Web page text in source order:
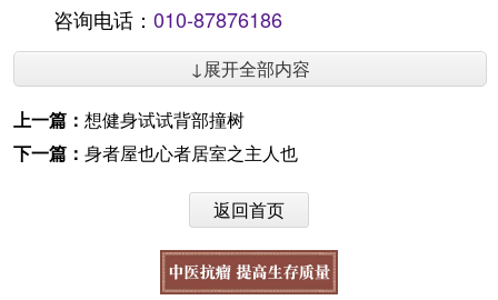
咨询电话： 010-87876186
↓展开全部内容
上一篇： 想健身试试背部撞树
下一篇： 身者屋也心者居室之主人也
返回首页